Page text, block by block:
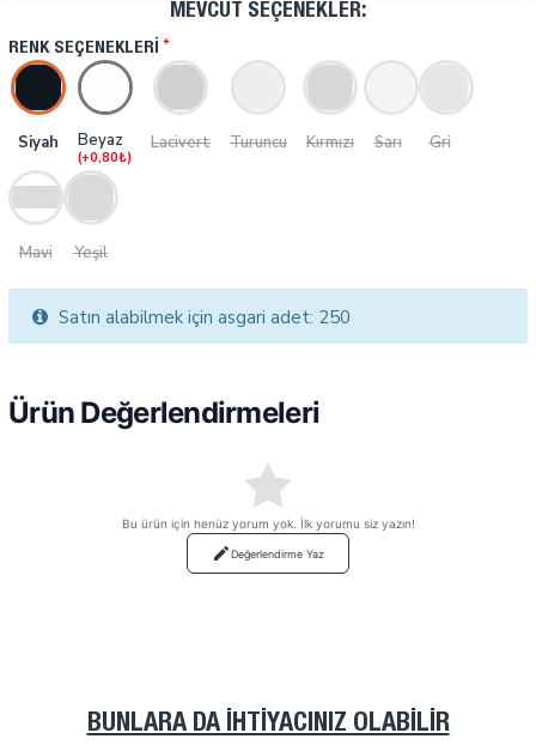
MEVCUT SEÇENEKLER:
RENK SEÇENEKLERI
Siyah Beyaz
(+0,80₺)
Lacivert Turuncu Kırmızı Sarı Gri
Mavi Yeşil
Satın alabilmek için asgari adet: 250
Ürün Değerlendirmeleri
Bu ürün için henüz yorum yok. İlk yorumu siz yazın!
Değerlendirme Yaz
BUNLARA DA İHTIYACINIZ OLABILIR